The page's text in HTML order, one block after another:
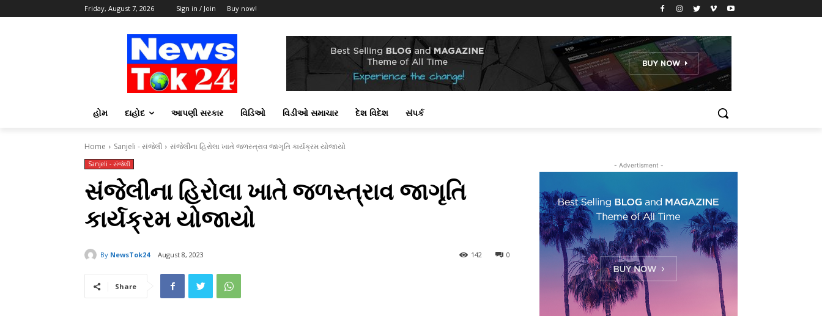
Friday, August 7, 2026 Sign in / Join Buy now!
હોમ દાહોદ આપણી સરકાર વિડિઓ વિડીઓ સમાચાર દેશ વિદેશ સંપર્ક
Home Sanjeli - સંજેલી સંજેલીના હિરોલા ખાતે જળસ્ત્રાવ જાગૃતિ કાર્યક્રમ યોજાયો
Sanjeli - સંજેલી
સંજેલીના હિરોલા ખાતે જળસ્ત્રાવ જાગૃતિ
કાર્યક્રમ યોજાયો
By NewsTok24 August 8, 2023 0
142
Share
- Advertisment -